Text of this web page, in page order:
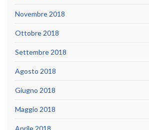
Novembre 2018
Ottobre 2018
Settembre 2018
Agosto 2018
Giugno 2018
Maggio 2018